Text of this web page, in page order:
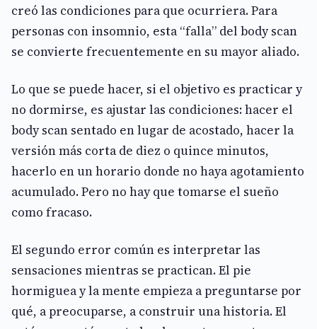
creó las condiciones para que ocurriera. Para
personas con insomnio, esta “falla” del body scan
se convierte frecuentemente en su mayor aliado.
Lo que se puede hacer, si el objetivo es practicar y
no dormirse, es ajustar las condiciones: hacer el
body scan sentado en lugar de acostado, hacer la
versión más corta de diez o quince minutos,
hacerlo en un horario donde no haya agotamiento
acumulado. Pero no hay que tomarse el sueño
como fracaso.
El segundo error común es interpretar las
sensaciones mientras se practican. El pie
hormiguea y la mente empieza a preguntarse por
qué, a preocuparse, a construir una historia. El